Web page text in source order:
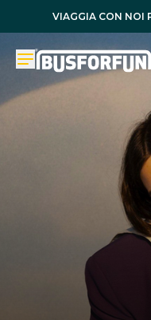
VIAGGIA CON NOI